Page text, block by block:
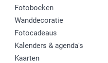
Fotoboeken
Wanddecoratie
Fotocadeaus
Kalenders & agenda's
Kaarten